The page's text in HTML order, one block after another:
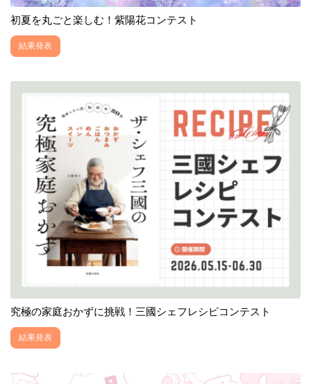
初夏を丸ごと楽しむ！紫陽花コンテスト
結果発表
究極の家庭おかずに挑戦！三國シェフレシピコンテスト
結果発表